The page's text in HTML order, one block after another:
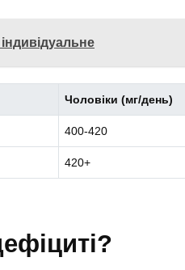
Чоловіки (мг/день)
400-420
420+